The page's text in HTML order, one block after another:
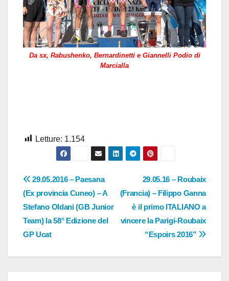
Da sx, Rabushenko, Bernardinetti e Giannelli Podio di
Marcialla
Letture: 1.154
Navigazione
articoli
29.05.16 – Roubaix
(Francia) – Filippo Ganna
è il primo ITALIANO a
vincere la Parigi-Roubaix
“Espoirs 2016”
29.05.2016 – Paesana
(Ex provincia Cuneo) – A
Stefano Oldani (GB Junior
Team) la 58° Edizione del
GP Ucat